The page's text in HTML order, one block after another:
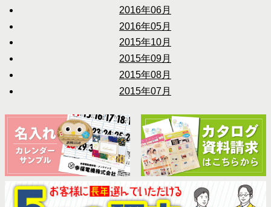
2016年06月
2016年05月
2015年10月
2015年09月
2015年08月
2015年07月